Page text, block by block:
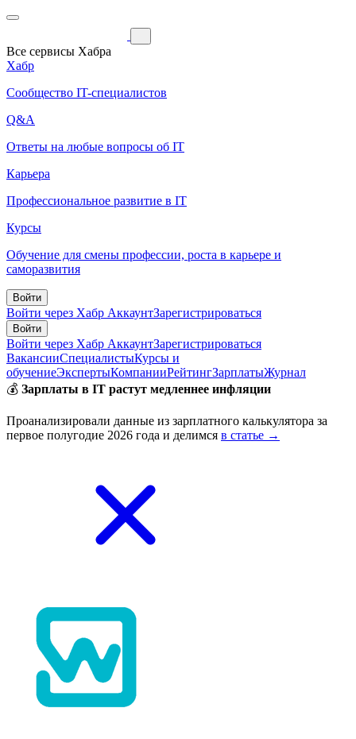
Все сервисы Хабра
Хабр
Сообщество IT-специалистов
Q&A
Ответы на любые вопросы об IT
Карьера
Профессиональное развитие в IT
Курсы
Обучение для смены профессии, роста в карьере и
саморазвития
Войти
Войти через Хабр АккаунтЗарегистрироваться
Войти
Войти через Хабр АккаунтЗарегистрироваться
ВакансииСпециалистыКурсы и
обучениеЭкспертыКомпанииРейтингЗарплатыЖурнал
💰 Зарплаты в IT растут медленнее инфляции
Проанализировали данные из зарплатного калькулятора за
первое полугодие 2026 года и делимся в статье →